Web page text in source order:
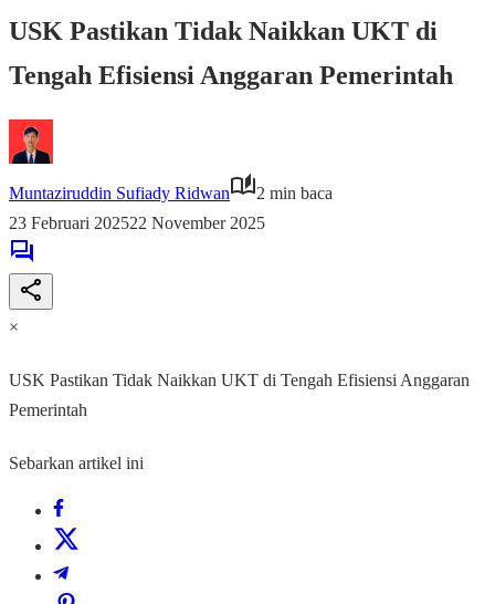
USK Pastikan Tidak Naikkan UKT di
Tengah Efisiensi Anggaran Pemerintah
Muntaziruddin Sufiady Ridwan
2 min baca
23 Februari 202522 November 2025
×
USK Pastikan Tidak Naikkan UKT di Tengah Efisiensi Anggaran
Pemerintah
Sebarkan artikel ini